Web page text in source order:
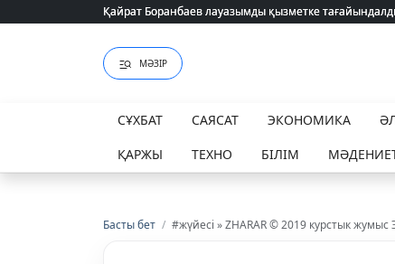
Қайрат Боранбаев лауазымды қызметке
Қайрат Боранбаев лауазымды қызметке
МӘЗІР
СҰХБАТ САЯСАТ ЭКОНОМИКА
ҚАРЖЫ
ТЕХНО БІЛІМ
Басты бет / #жүйесі » ZHARAR © 2019 курстык